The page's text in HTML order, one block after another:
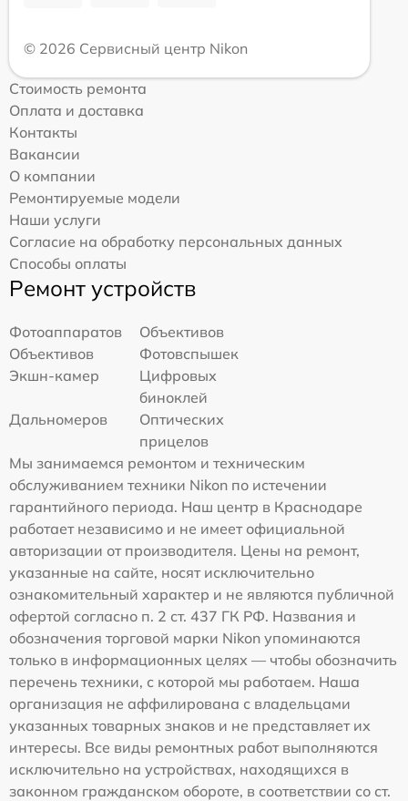
© 2026 Сервисный центр Nikon
Стоимость ремонта
Оплата и доставка
Контакты
Вакансии
О компании
Ремонтируемые модели
Наши услуги
Согласие на обработку персональных данных
Способы оплаты
Ремонт устройств
Фотоаппаратов
Объективов
Объективов
Фотовспышек
Экшн-камер
Цифровых
биноклей
Дальномеров
Оптических
прицелов
Мы занимаемся ремонтом и техническим
обслуживанием техники Nikon по истечении
гарантийного периода. Наш центр в Краснодаре
работает независимо и не имеет официальной
авторизации от производителя. Цены на ремонт,
указанные на сайте, носят исключительно
ознакомительный характер и не являются публичной
офертой согласно п. 2 ст. 437 ГК РФ. Названия и
обозначения торговой марки Nikon упоминаются
только в информационных целях — чтобы обозначить
перечень техники, с которой мы работаем. Наша
организация не аффилирована с владельцами
указанных товарных знаков и не представляет их
интересы. Все виды ремонтных работ выполняются
исключительно на устройствах, находящихся в
законном гражданском обороте, в соответствии со ст.